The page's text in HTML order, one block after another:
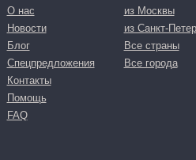
О нас
Новости
Блог
Спецпредложения
Контакты
Помощь
FAQ
из Москвы
из Санкт-
Все страны
Все города